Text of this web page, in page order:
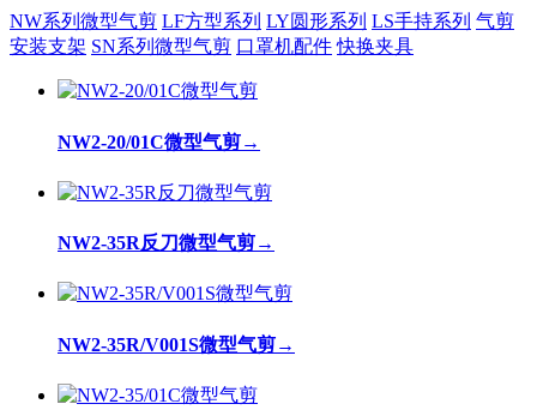
NW系列微型气剪 LF方型系列 LY圆形系列 LS手持系列 气剪
安装支架 SN系列微型气剪 口罩机配件 快换夹具
NW2-20/01C微型气剪→
NW2-35R反刀微型气剪→
NW2-35R/V001S微型气剪→